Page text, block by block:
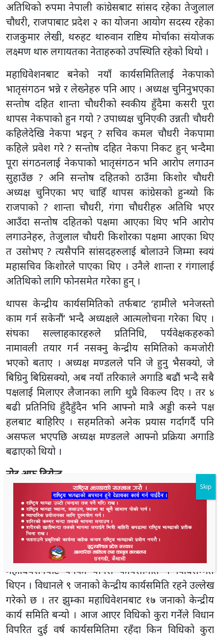
अतिथिको रुपमा नेपाली कांग्रेसबाट सांसद रहेका तेजुलाल
चौधरी, राजपाबाट प्रदेश २ का योजना आयोग सदस्य रहेका
राजकुमार लेखी, थरुहट थारुवान राष्टिय मोर्चाका संयोजक
लक्ष्मण थारु लगायतका नेताहरुको उपस्थिति रहेको थियो ।
महाधिवेशनबाट बनेको नयाँ कार्यसमितिलाई नेकपाको
भातृसंगठन भन्ने र लेख्नेहरु पनि आए । अध्यक्ष चुनिनुभएका
सन्तोष दहित शान्ता चौधरीको स्वकीय हुँदैमा कसरी पूरा
थापस नेकपाको हुन गयो ? उपाध्यक्ष चुनिएकी उन्नती चौधरी
कहिलेदेखि नेकपा भइन् ? सचिव कमल चौधरी नेकपामा
कहिले प्रवेश गरे ? सन्तोष दहित नेकपा निकट हुन् भन्दैमा
पूरा संगठनलाई नेकपाको भातृसंगठन भनि आरोप लगाउन
सुहाउँछ ? अनि सन्तोष दहितको ठाउँमा किशोर चौधरी
अध्यक्ष चुनिएका भए चाहिँ थापस कांग्रेसको हुन्थ्यो कि
राजपाको ? शान्ता चौधरी, गंगा चौधरीहरु अतिथि भएर
आउँदा सन्तोष दहितको पक्षमा आएका थिए भनि आरोप
लगाउनेहरु, तेजुलाल चौधरी किशोरका पक्षमा आएका थिए
त उसोभए ? त्यसैपनि सांसदहरुलाई बोलाउने जिम्मा स्वयं
महासचिव किशोरले पाएका थिए । उनैले शान्ता र गंगालाई
अतिथिको लागि फोनसमेत गरेका हुन् ।
थापस केन्द्रीय कार्यसमितिको तर्फबाट ‘हामीले भनेजस्तो
काम गर्न सकेनौं’ भन्दै अध्यक्षले आत्मलोचना गरेका थिए ।
संघका सल्लाहकारहरुले प्रतिनिधि, पर्यवेक्षकहरुको
नामावली तयार गर्न नसक्नु केन्द्रीय समितिको कमजोरी
भएको बताए । अध्यक्ष मण्डलले पनि जे हुनु भैसक्यो, जे
बिग्रिनु बिग्रिसक्यो, अब नयाँ तरिकाले अगाडि बढौं भन्दै सबै
पक्षलाई मिलाएर लैजानका लागि थुप्रै विकल्प दिए । तर ४
बढी प्रतिनिधि हुँदैहुँदैन भनि आफ्नो मात्रै अड्डी कस्ने पक्ष
हलबाट बाहिरिए । सहमतिको अनेक प्रयास गर्दागर्दै पनि
असफल भएपछि अध्यक्ष मण्डलले आफ्नो प्रक्रिया अगाडि
बढाएको थियो ।
नोट अफ डिसेन्ट
महाधिवेशन विधिसम्मत भएन भन्दै नोट अफ डिसेन्टसहित
महासचिव किशोर चौधरीको नेतृत्वमा एउटा टोलीले आफ्नो
फरक मत पे गर्यो । फरक मत राख्न पाइन्छ, पाउन पनि पर्छ
। तर कस्तो विधिको कुरा गरेको, त्यो स्पष्ट भएन । विधिकै
कुरा गर्ने हो भने सुनसरीको झुम्कामा भएको तेसो
महाधिवेशनबाट बनेको थापस कार्यसमिति नै विधिसम्मत
थिएन । विधानले ९ जनाको केन्द्रीय कार्यसमिति रहने उल्लेख
गरेको छ । तर झुम्का महाधिवेशनबाट १७ जनाको केन्द्रीय
कार्य समिति बन्यो । आज आएर विधिको कुरा गर्नेले विधान
विपरित दुई वर्ष कार्यसमितिमा रहँदा किन विधिको कुरा